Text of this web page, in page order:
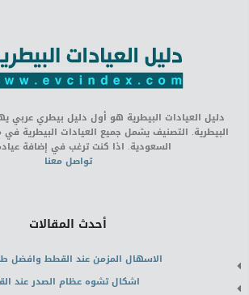
دليل العيادات البيطرية هو أول دليل بيطري عربي
البيطرية. التصنيف يشمل جميع العيادات البيطرية في
السعودية. اذا كنت ترغب في إضافة
تواصل معنا
أحدث المقالات
الاسهال المزمن عند القطط وافضل
اشكال تشوه عظام الصدر عند